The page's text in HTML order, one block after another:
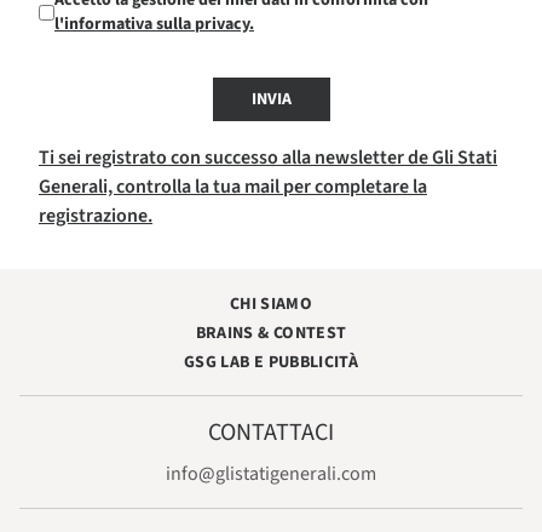
l'informativa sulla privacy.
INVIA
Ti sei registrato con successo alla newsletter de Gli Stati
Generali, controlla la tua mail per completare la
registrazione.
CHI SIAMO
BRAINS & CONTEST
GSG LAB E PUBBLICITÀ
CONTATTACI
info@glistatigenerali.com